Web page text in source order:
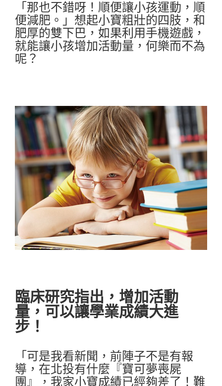
「那也不錯呀！順便讓小孩運動，順
便減肥。」想起小寶粗壯的四肢，和
肥厚的雙下巴，如果利用手機遊戲，
就能讓小孩增加活動量，何樂而不為
呢？
臨床研究指出，增加活動
量，可以讓學業成績大進
步！
「可是我看新聞，前陣子不是有報
導，在北投有什麼『寶可夢喪屍
團』，我家小寶成績已經夠差了！難